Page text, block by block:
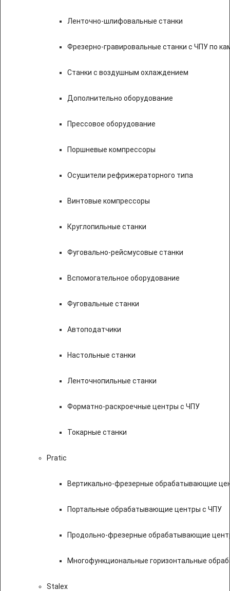
Ленточно-шлифовальные станки
Фрезерно-гравировальные станки с ЧПУ по
Станки с воздушным охлаждением
Дополнительно оборудование
Прессовое оборудование
Поршневые компрессоры
Осушители рефрижераторного типа
Винтовые компрессоры
Круглопильные станки
Фуговально-рейсмусовые станки
Вспомогательное оборудование
Фуговальные станки
Автоподатчики
Настольные станки
Ленточнопильные станки
Форматно-раскроечные центры с ЧПУ
Токарные станки
Pratic
Вертикально-фрезерные обрабатывающие
Портальные обрабатывающие центры с ЧПУ
Продольно-фрезерные обрабатывающие
Многофункциональные горизонтальные
Stalex